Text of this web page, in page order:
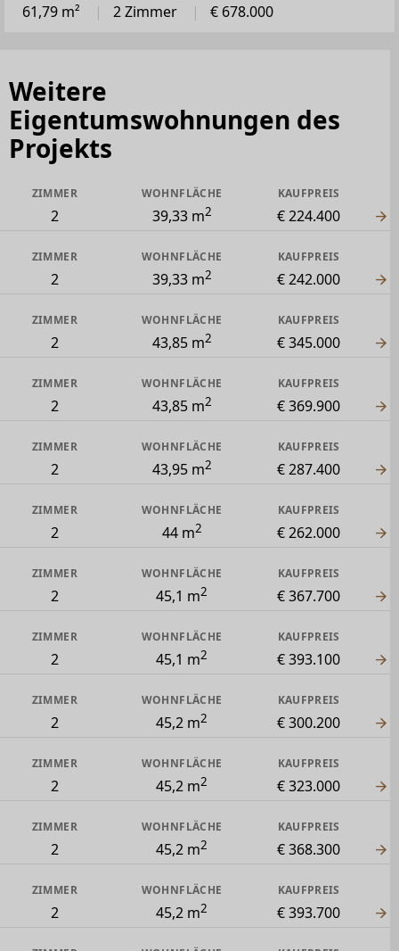
61,79 m²
2 Zimmer € 678.000
Weitere
Eigentumswohnungen des
Projekts
ZIMMER
2
WOHNFLÄCHE
39,33 m2
KAUFPREIS
€ 224.400
ZIMMER
2
WOHNFLÄCHE
39,33 m2
KAUFPREIS
€ 242.000
ZIMMER
2
WOHNFLÄCHE
43,85 m2
KAUFPREIS
€ 345.000
ZIMMER
2
WOHNFLÄCHE
43,85 m2
KAUFPREIS
€ 369.900
ZIMMER
2
WOHNFLÄCHE
43,95 m2
KAUFPREIS
€ 287.400
ZIMMER
2
WOHNFLÄCHE
44 m2
KAUFPREIS
€ 262.000
ZIMMER
2
WOHNFLÄCHE
45,1 m2
KAUFPREIS
€ 367.700
ZIMMER
2
WOHNFLÄCHE
45,1 m2
KAUFPREIS
€ 393.100
ZIMMER
2
WOHNFLÄCHE
45,2 m2
KAUFPREIS
€ 300.200
ZIMMER
2
WOHNFLÄCHE
45,2 m2
KAUFPREIS
€ 323.000
ZIMMER
2
WOHNFLÄCHE
45,2 m2
KAUFPREIS
€ 368.300
ZIMMER
2
WOHNFLÄCHE
45,2 m2
KAUFPREIS
€ 393.700